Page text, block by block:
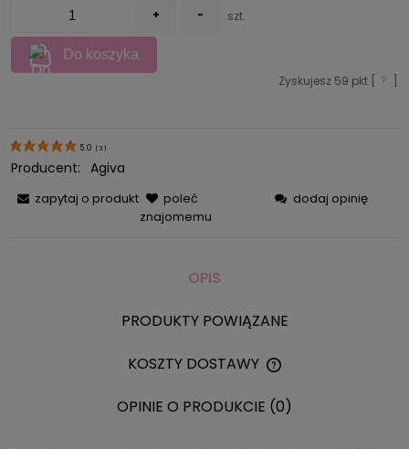
+ - szt.
Do koszyka
Zyskujesz 59 pkt [ ?
5.0 ( 3 )
Producent: Agiva
zapytaj o produkt
poleć
znajomemu
dodaj opinię
OPIS
PRODUKTY POWIĄZANE
KOSZTY DOSTAWY
OPINIE O PRODUKCIE (0)